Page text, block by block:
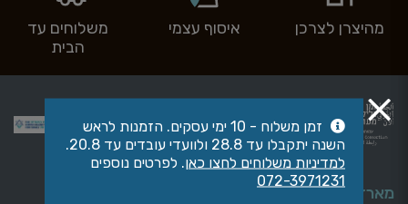
מהיצרן לצרכן איסוף עצמי
משלוחים עד
הבית
מארזים מהגליל
זמן משלוח - 10 ימי עסקים. הזמנות לראש
השנה יתקבלו עד 28.8 ולוועדי עובדים עד 20.8.
למדיניות משלוחים לחצו כאן. לפרטים נוספים
072-3971231